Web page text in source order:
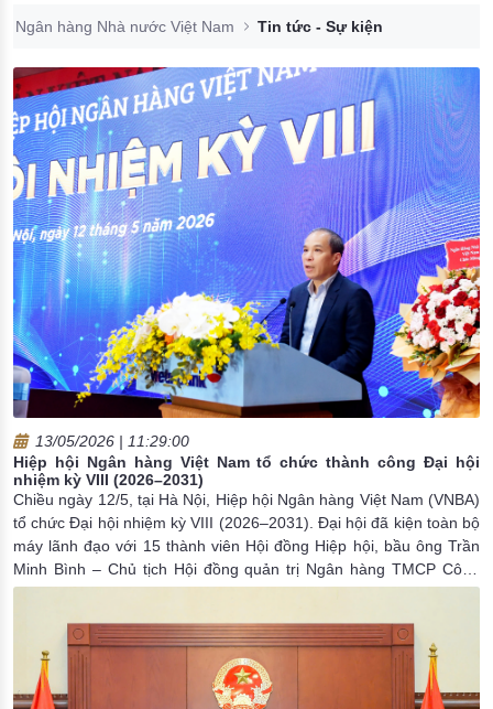
Đào tạo ISO
Ngân hàng Nhà nước Việt Nam Tin tức - Sự kiện
13/05/2026 | 11:29:00
Hiệp hội Ngân hàng Việt Nam tổ chức thành công Đại hội
nhiệm kỳ VIII (2026–2031)
Chiều ngày 12/5, tại Hà Nội, Hiệp hội Ngân hàng Việt Nam (VNBA)
tổ chức Đại hội nhiệm kỳ VIII (2026–2031). Đại hội đã kiện toàn bộ
máy lãnh đạo với 15 thành viên Hội đồng Hiệp hội, bầu ông Trần
Minh Bình – Chủ tịch Hội đồng quản trị Ngân hàng TMCP Công
thương Việt Nam (VietinBank) – giữ chức Chủ tịch Hội đồng Hiệp
Nhà nước Việt Nam Đào Minh Tú đảm nhiệm chức vụ Phó Chủ
tịch kiêm Tổng Thư ký.